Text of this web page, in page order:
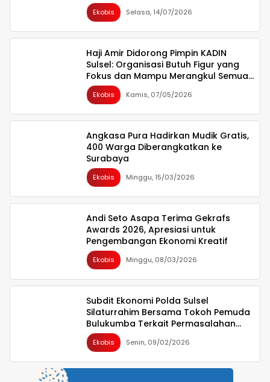
Ekobis Selasa, 14/07/2026
Haji Amir Didorong Pimpin KADIN
Sulsel: Organisasi Butuh Figur yang
Fokus dan Mampu Merangkul Semua
Pihak
Ekobis Kamis, 07/05/2026
Angkasa Pura Hadirkan Mudik Gratis,
400 Warga Diberangkatkan ke
Surabaya
Ekobis Minggu, 15/03/2026
Andi Seto Asapa Terima Gekrafs
Awards 2026, Apresiasi untuk
Pengembangan Ekonomi Kreatif
Ekobis Minggu, 08/03/2026
Subdit Ekonomi Polda Sulsel
Silaturrahim Bersama Tokoh Pemuda
Bulukumba Terkait Permasalahan
Pembangunan YON TP
Ekobis Senin, 09/02/2026